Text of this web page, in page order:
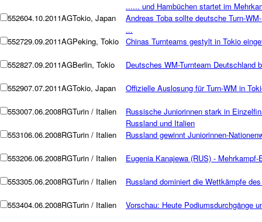
...... und Hambüchen startet im
552604.10.2011AGTokio, Japan
Andreas Toba sollte deutsche Turn-
...
552729.09.2011AGPeking, Tokio Chinas Turnteams gestylt in Tokio
552827.09.2011AGBerlin, Tokio Deutsches WM-Turnteam Deutschland
552907.07.2011AGTokio, Japan Offizielle Auslosung für Turn-WM in
553007.06.2008RGTurin / Italien
Russische Juniorinnen stark in
Russland und Italien
553106.06.2008RGTurin / Italien Russland gewinnt Juniorinnen-
553206.06.2008RGTurin / Italien Eugenia Kanajewa (RUS) - Mehrkampf-
553305.06.2008RGTurin / Italien Russland dominiert die Wettkämpfe
553404.06.2008RGTurin / Italien Vorschau: Heute Podiumsdurchgänge